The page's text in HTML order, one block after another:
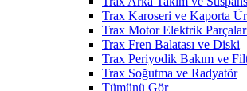
Trax Karoseri ve Kaporta
Trax Motor Elektrik
Trax Fren Balatası ve Diski
Trax Periyodik Bakım ve
Trax Soğutma ve Radyatör
Tümünü Gör